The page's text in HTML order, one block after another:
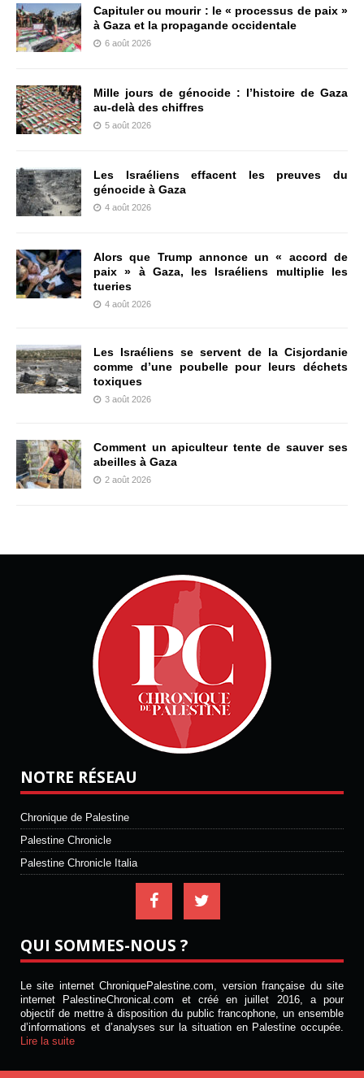
Capituler ou mourir : le « processus de paix »
à Gaza et la propagande occidentale
6 août 2026
Mille jours de génocide : l’histoire de Gaza
au-delà des chiffres
5 août 2026
Les Israéliens effacent les preuves du
génocide à Gaza
4 août 2026
Alors que Trump annonce un « accord de
paix » à Gaza, les Israéliens multiplie les
tueries
4 août 2026
Les Israéliens se servent de la Cisjordanie
comme d’une poubelle pour leurs déchets
toxiques
3 août 2026
Comment un apiculteur tente de sauver ses
abeilles à Gaza
2 août 2026
NOTRE RÉSEAU
Chronique de Palestine
Palestine Chronicle
Palestine Chronicle Italia
QUI SOMMES-NOUS ?
Le site internet ChroniquePalestine.com, version française du site
internet PalestineChronical.com et créé en juillet 2016, a pour
objectif de mettre à disposition du public francophone, un ensemble
d’informations et d’analyses sur la situation en Palestine occupée.
Lire la suite